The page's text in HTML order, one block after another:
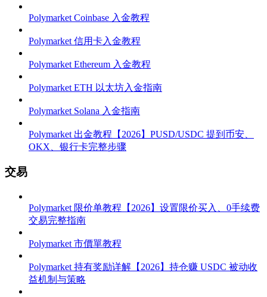
Polymarket Coinbase 入金教程
Polymarket 信用卡入金教程
Polymarket Ethereum 入金教程
Polymarket ETH 以太坊入金指南
Polymarket Solana 入金指南
Polymarket 出金教程【2026】PUSD/USDC 提到币安、
OKX、银行卡完整步骤
交易
Polymarket 限价单教程【2026】设置限价买入、0手续费
交易完整指南
Polymarket 市價單教程
Polymarket 持有奖励详解【2026】持仓赚 USDC 被动收
益机制与策略